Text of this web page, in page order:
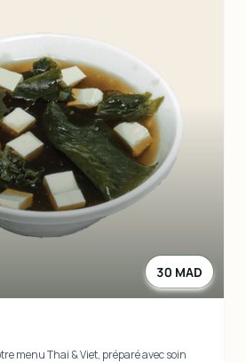
30 MAD
menu Thai & Viet, préparé avec soin